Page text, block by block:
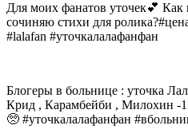
Для моих фанатов уточек💕 Как
сочиняю стихи для
#lalafan #уточкалалафанфан
Блогеры в больнице : уточка
Крид , Карамбейби , Милохин -
🥺 #уточкалалафанфан